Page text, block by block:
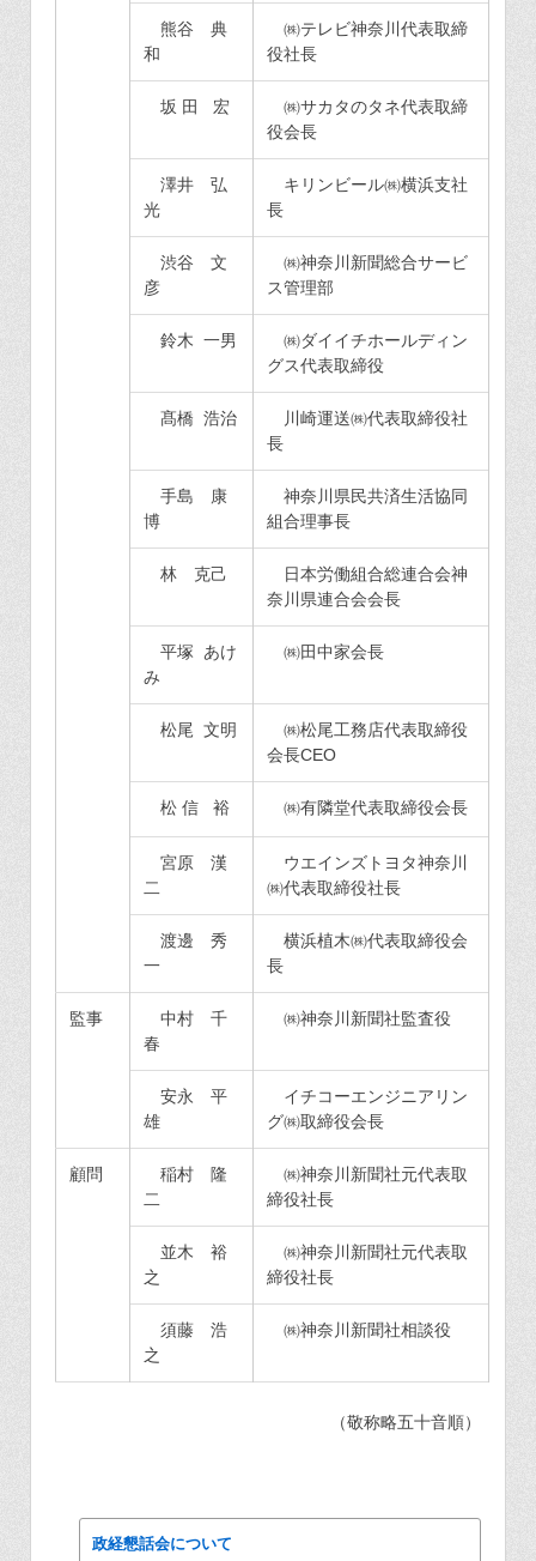
熊谷 典
和
㈱テレビ神奈川代表取締
役社長
坂 田 宏
㈱サカタのタネ代表取締
役会長
澤井 弘
光
キリンビール㈱横浜支社
長
渋谷 文
彦
㈱神奈川新聞総合サービ
ス管理部
鈴木 一男
㈱ダイイチホールディン
グス代表取締役
髙橋 浩治
川崎運送㈱代表取締役社
長
手島 康
博
神奈川県民共済生活協同
組合理事長
林 克己
日本労働組合総連合会神
奈川県連合会会長
平塚 あけ
み
㈱田中家会長
松尾 文明
㈱松尾工務店代表取締役
会長CEO
松 信 裕 ㈱有隣堂代表取締役会長
宮原 漢
二
ウエインズトヨタ神奈川
㈱代表取締役社長
渡邊 秀
一
横浜植木㈱代表取締役会
長
監事
中村 千
春
㈱神奈川新聞社監査役
安永 平
雄
イチコーエンジニアリン
グ㈱取締役会長
顧問
稲村 隆
二
㈱神奈川新聞社元代表取
締役社長
並木 裕
之
㈱神奈川新聞社元代表取
締役社長
須藤 浩
之
㈱神奈川新聞社相談役
（敬称略五十音順）
政経懇話会について